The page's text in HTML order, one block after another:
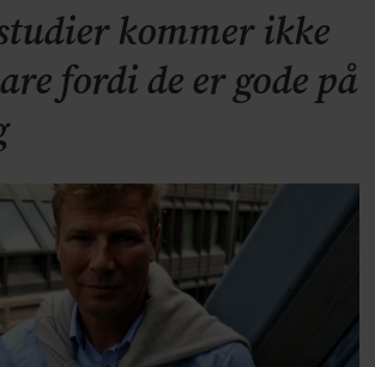
kommer ikke
fordi de er gode på